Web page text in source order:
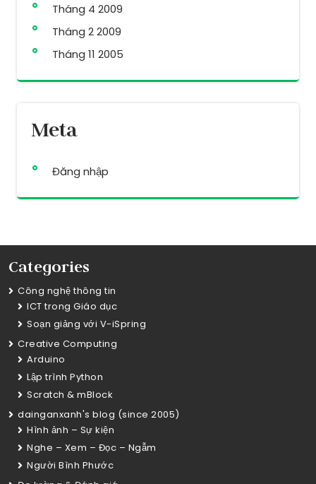
Tháng 4 2009
Tháng 2 2009
Tháng 11 2005
Meta
Đăng nhập
Categories
Công nghệ thông tin
ICT trong Giáo dục
Soạn giảng với V-iSpring
Creative Computing
Arduino
Lập trình Python
Scratch & mBlock
dainganxanh's blog (since 2005)
Hình ảnh – Sự kiện
Nghe – Xem – Đọc – Ngẫm
Người Bình Phước